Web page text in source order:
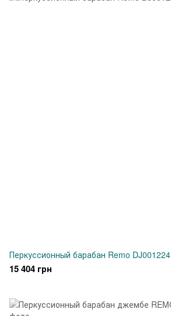
Перкуссионный барабан Remo DJ001224
15 404 грн